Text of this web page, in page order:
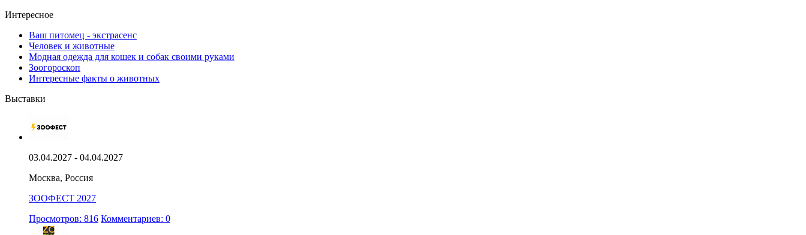
Интересное
Ваш питомец - экстрасенс
Человек и животные
Модная одежда для кошек и собак своими руками
Зоогороскоп
Интересные факты о животных
Выставки
03.04.2027 - 04.04.2027
Москва, Россия
ЗООФЕСТ 2027
Просмотров: 816 Комментариев: 0